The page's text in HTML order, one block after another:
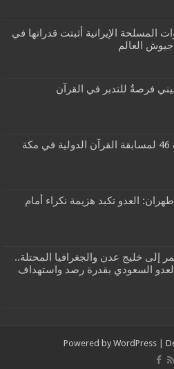
المسلحة الإيرانية أثبتت قدراتها في
العالم
فرصةٌ للتدبر في القرآن
العدو تكبد هزيمة نكراء أمام
إلى خليج عدن والجغرافيا المحتلة..
السعودي بقدرة رصد واستهداف
Powered by WordPress|